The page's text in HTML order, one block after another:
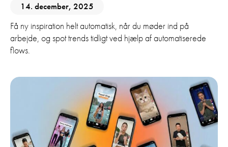
14. december, 2025
Få ny inspiration helt automatisk, når du møder ind på
arbejde, og spot trends tidligt ved hjælp af automatiserede
flows.